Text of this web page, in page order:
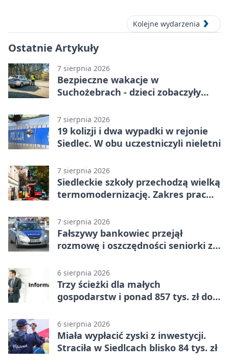
Kolejne wydarzenia
Ostatnie Artykuły
7 sierpnia 2026
Bezpieczne wakacje w
Suchożebrach - dzieci zobaczyły
7 sierpnia 2026
19 kolizji i dwa wypadki w rejonie
Siedlec. W obu uczestniczyli nieletni
7 sierpnia 2026
Siedleckie szkoły przechodzą wielką
termomodernizację. Zakres prac
7 sierpnia 2026
Fałszywy bankowiec przejął
rozmowę i oszczędności seniorki z
6 sierpnia 2026
Trzy ścieżki dla małych
gospodarstw i ponad 857 tys. zł do
6 sierpnia 2026
Miała wypłacić zyski z inwestycji.
Straciła w Siedlcach blisko 84 tys. zł